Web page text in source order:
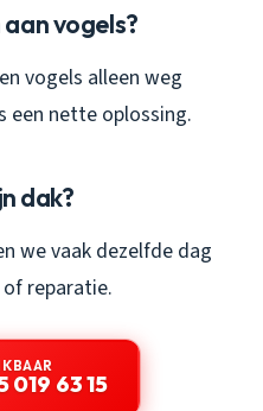
vogels?
vogels alleen weg
een nette oplossing.
dak?
we vaak dezelfde dag
reparatie.
019 63 15